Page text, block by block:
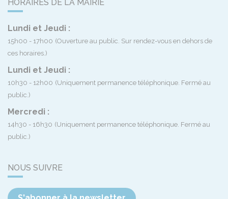
HORAIRES DE LA MAIRIE
Lundi et Jeudi :
15h00 - 17h00 (Ouverture au public. Sur rendez-vous en dehors de
ces horaires.)
Lundi et Jeudi :
10h30 - 12h00 (Uniquement permanence téléphonique. Fermé au
public.)
Mercredi :
14h30 - 16h30 (Uniquement permanence téléphonique. Fermé au
public.)
NOUS SUIVRE